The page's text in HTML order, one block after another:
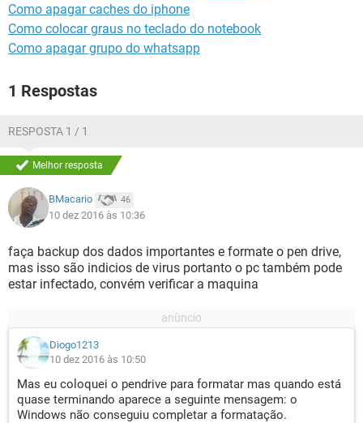
Como apagar caches do iphone
Como colocar graus no teclado do notebook
Como apagar grupo do whatsapp
1 Respostas
RESPOSTA 1 / 1
Melhor resposta
BMacario 46
10 dez 2016 às 10:36
faça backup dos dados importantes e formate o pen drive,
mas isso são indicios de virus portanto o pc também pode
estar infectado, convém verificar a maquina
Diogo1213
10 dez 2016 às 10:50
Mas eu coloquei o pendrive para formatar mas quando está
quase terminando aparece a seguinte mensagem: o
Windows não conseguiu completar a formatação.